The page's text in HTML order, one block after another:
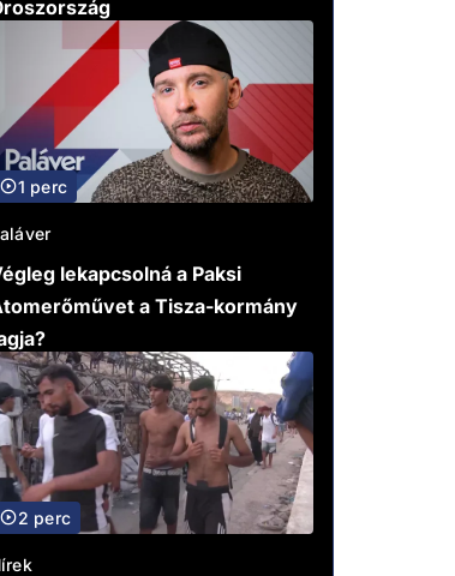
1 perc
lekapcsolná a Paksi
a Tisza-kormány
2 perc